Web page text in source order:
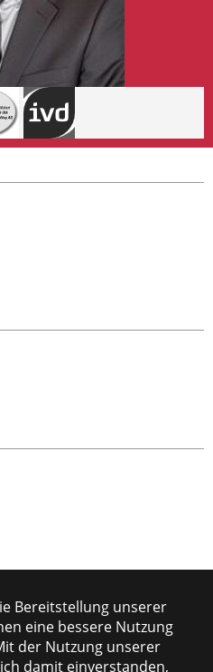
Bereitstellung unserer
eine bessere Nutzung
der Nutzung unserer
damit einverstanden,